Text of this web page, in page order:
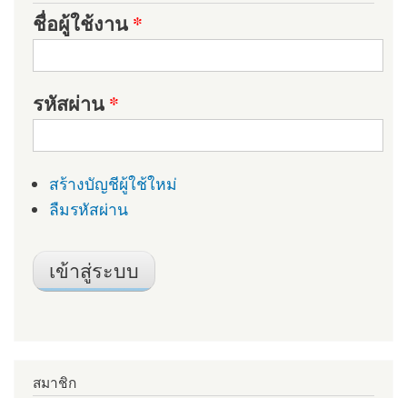
ชื่อผู้ใช้งาน*
รหัสผ่าน*
สร้างบัญชีผู้ใช้ใหม่
ลืมรหัสผ่าน
สมาชิก